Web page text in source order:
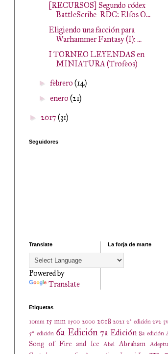
[RECURSOS] Segundo códex
BattleScribe-RDC: Elfos O...
Eligiendo una facción para
Warhammer Fantasy (I): ...
I TORNEO LEYENDAS en
MINIATURA (Trofeos)
►febrero(14)
►enero(21)
► 2017 (31)
Seguidores
Translate
Powered by
Translate
La forja de marte
Etiquetas
10mm 15 mm 1500 2000 2018 2021 2ª edición 2v2
5ª edición 6a Edición 7a Edición 8a edición
Song of Fire and Ice Abel Abraham